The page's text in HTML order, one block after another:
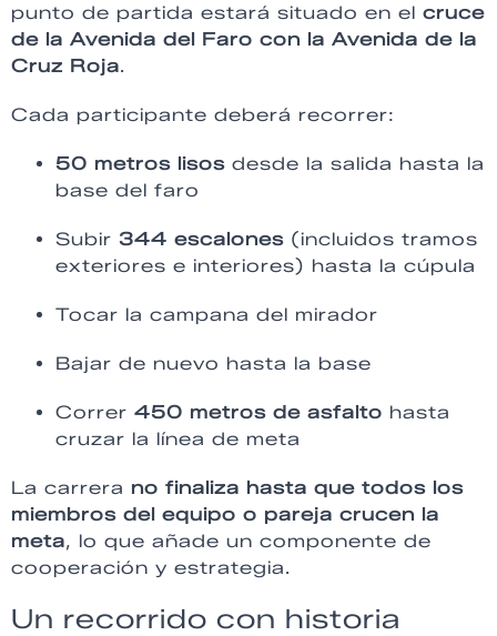
punto de partida estará situado en el cruce
de la Avenida del Faro con la Avenida de la
Cruz Roja.
Cada participante deberá recorrer:
50 metros lisos desde la salida hasta la
base del faro
Subir 344 escalones (incluidos tramos
exteriores e interiores) hasta la cúpula
Tocar la campana del mirador
Bajar de nuevo hasta la base
Correr 450 metros de asfalto hasta
cruzar la línea de meta
La carrera no finaliza hasta que todos los
miembros del equipo o pareja crucen la
meta, lo que añade un componente de
cooperación y estrategia.
Un recorrido con historia